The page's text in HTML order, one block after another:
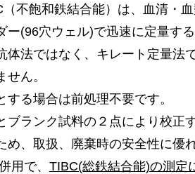
（不飽和鉄結合能）は、血清・
(96穴ウェル)で迅速に定量する
体法ではなく、キレート定量法
ん。
する場合は前処理不要です。
ブランク試料の２点により校正
め、取扱、廃棄時の安全性に優
用で、 TIBC(総鉄結合能)の測定